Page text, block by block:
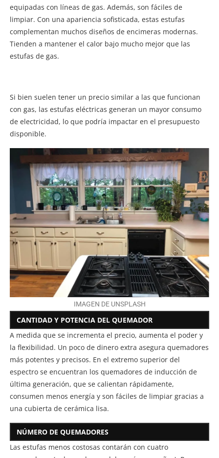
equipadas con líneas de gas. Además, son fáciles de
limpiar. Con una apariencia sofisticada, estas estufas
complementan muchos diseños de encimeras modernas.
Tienden a mantener el calor bajo mucho mejor que las
estufas de gas.
Si bien suelen tener un precio similar a las que funcionan
con gas, las estufas eléctricas generan un mayor consumo
de electricidad, lo que podría impactar en el presupuesto
disponible.
IMAGEN DE UNSPLASH
CANTIDAD Y POTENCIA DEL QUEMADOR
A medida que se incrementa el precio, aumenta el poder y
la flexibilidad. Un poco de dinero extra asegura quemadores
más potentes y precisos. En el extremo superior del
espectro se encuentran los quemadores de inducción de
última generación, que se calientan rápidamente,
consumen menos energía y son fáciles de limpiar gracias a
una cubierta de cerámica lisa.
NÚMERO DE QUEMADORES
Las estufas menos costosas contarán con cuatro